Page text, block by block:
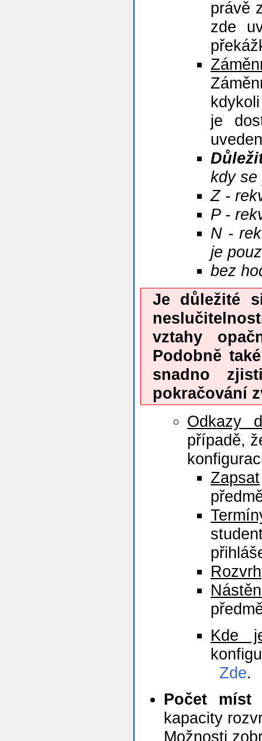
právě
zde
je
kdy se
Z -
P -
N -
je
bez
Je důležité
vztahy
Podobně
snadno
pokračování
Odkazy
případě,
Zapsat
Rozvrh
Kde
Zde.
Počet míst-
kapacity
Možnosti